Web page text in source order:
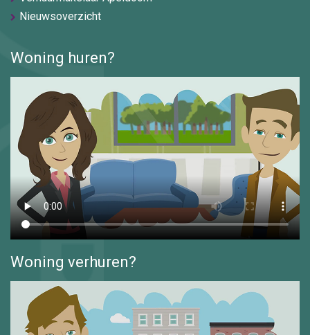
Nieuwsoverzicht
Woning huren?
Woning verhuren?